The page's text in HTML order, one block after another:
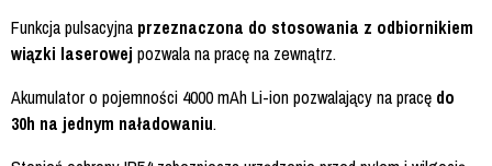
Funkcja pulsacyjna przeznaczona do stosowania z odbiornikiem
wiązki laserowej pozwala na pracę na zewnątrz.
Akumulator o pojemności 4000 mAh Li-ion pozwalający na pracę do
30h na jednym naładowaniu.